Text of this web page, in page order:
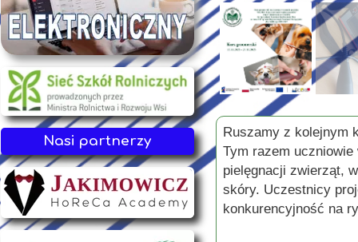
Nasi partnerzy
Ruszamy z kolejnym
Tym razem
pielęgnacji zwierząt,
skóry. Uczestnicy
konkurencyjność na